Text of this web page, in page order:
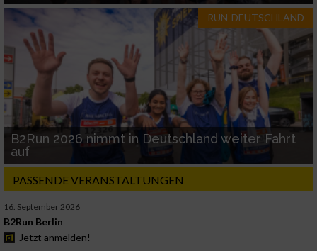
RUN-DEUTSCHLAND
B2Run 2026 nimmt in Deutschland weiter Fahrt
auf
PASSENDE VERANSTALTUNGEN
16. September 2026
B2Run Berlin
Jetzt anmelden!